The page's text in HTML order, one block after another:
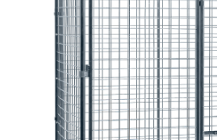
Come registrarsi al sito
Contatti
costruttori